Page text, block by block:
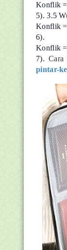
Konflik =
5).3.5
Konflik=
Konflik=
7).
pintar-